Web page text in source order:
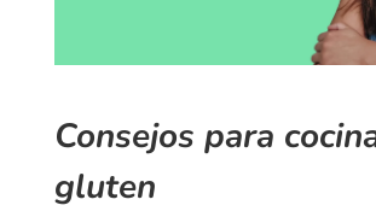
Consejos para
gluten